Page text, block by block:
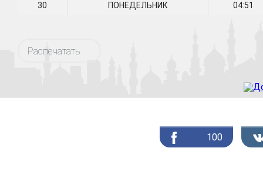
30 ПОНЕДЕЛЬНИК 04:51
Распечатать
100